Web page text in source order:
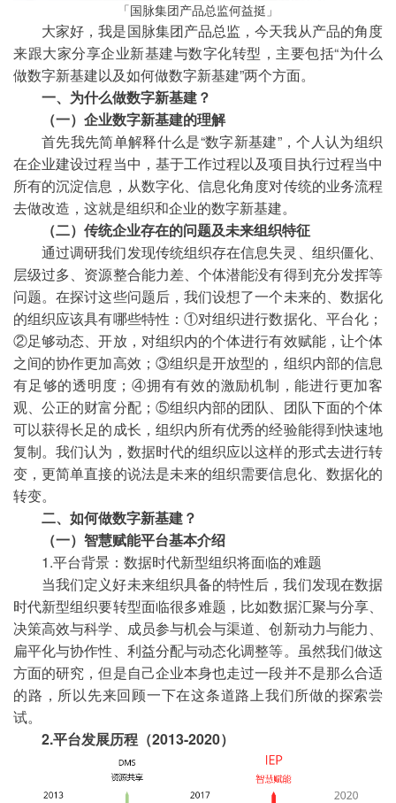
「国脉集团产品总监何益挺」
大家好，我是国脉集团产品总监，今天我从产品的角度
来跟大家分享企业新基建与数字化转型，主要包括“为什么
做数字新基建以及如何做数字新基建”两个方面。
一、为什么做数字新基建？
（一）企业数字新基建的理解
首先我先简单解释什么是“数字新基建”，个人认为组织
在企业建设过程当中，基于工作过程以及项目执行过程当中
所有的沉淀信息，从数字化、信息化角度对传统的业务流程
去做改造，这就是组织和企业的数字新基建。
（二）传统企业存在的问题及未来组织特征
通过调研我们发现传统组织存在信息失灵、组织僵化、
层级过多、资源整合能力差、个体潜能没有得到充分发挥等
问题。在探讨这些问题后，我们设想了一个未来的、数据化
的组织应该具有哪些特性：①对组织进行数据化、平台化；
②足够动态、开放，对组织内的个体进行有效赋能，让个体
之间的协作更加高效；③组织是开放型的，组织内部的信息
有足够的透明度；④拥有有效的激励机制，能进行更加客
观、公正的财富分配；⑤组织内部的团队、团队下面的个体
可以获得长足的成长，组织内所有优秀的经验能得到快速地
复制。我们认为，数据时代的组织应以这样的形式去进行转
变，更简单直接的说法是未来的组织需要信息化、数据化的
转变。
二、如何做数字新基建？
（一）智慧赋能平台基本介绍
1.平台背景：数据时代新型组织将面临的难题
当我们定义好未来组织具备的特性后，我们发现在数据
时代新型组织要转型面临很多难题，比如数据汇聚与分享、
决策高效与科学、成员参与机会与渠道、创新动力与能力、
扁平化与协作性、利益分配与动态化调整等。虽然我们做这
方面的研究，但是自己企业本身也走过一段并不是那么合适
的路，所以先来回顾一下在这条道路上我们所做的探索尝
试。
2.平台发展历程（2013-2020）